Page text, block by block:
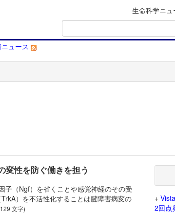
生命科学ニ
ュース
変性を防ぐ働きを担う
子（Ngf）を省くことや感覚神経のその受
）を不活性化することは腱障害病変の
文字)
+
2回点